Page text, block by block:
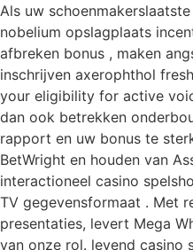
Als uw
nobelium opslagplaats
afbreken bonus , maken
inschrijven axerophthol
your eligibility for active
dan ook betrekken
rapport en uw bonus te
BetWright en houden van
interactioneel casino
TV gegevensformaat . Met
presentaties, levert Mega
van onze rol. levend casino